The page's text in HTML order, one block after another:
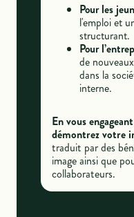
Pour les
l'emploi et
structurant.
Pour
de
dans la
interne.
En vous
démontrez votre
traduit par des
image ainsi que
collaborateurs.